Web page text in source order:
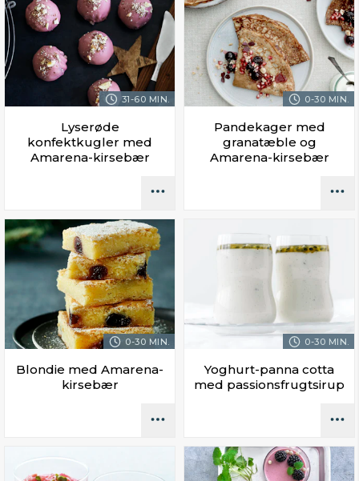
31-60 MIN.
Lyserøde
konfektkugler med
Amarena-kirsebær
0-30 MIN.
Pandekager med
granatæble og
Amarena-kirsebær
0-30 MIN.
Blondie med Amarena-
kirsebær
0-30 MIN.
Yoghurt-panna cotta
med passionsfrugtsirup